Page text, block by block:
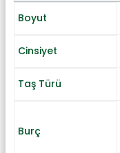
Boyut
Cinsiyet
Taş Türü
Burç